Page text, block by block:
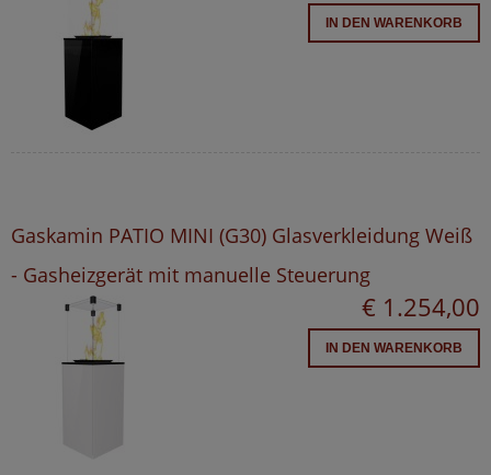
IN DEN WARENKORB
Gaskamin PATIO MINI (G30) Glasverkleidung Weiß
- Gasheizgerät mit manuelle Steuerung
€ 1.254,00
IN DEN WARENKORB